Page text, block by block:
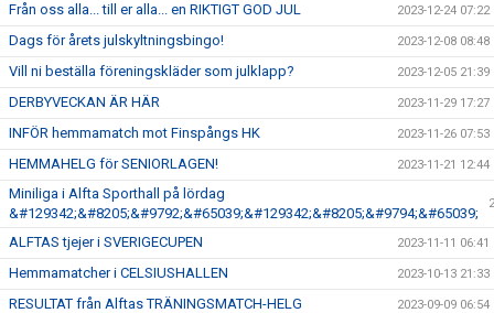
Från oss alla... till er alla... en RIKTIGT GOD JUL 2023-12-24 07:22
Dags för årets julskyltningsbingo! 2023-12-08 08:48
Vill ni beställa föreningskläder som julklapp? 2023-12-05 21:39
DERBYVECKAN ÄR HÄR 2023-11-29 17:27
INFÖR hemmamatch mot Finspångs HK 2023-11-26 07:53
HEMMAHELG för SENIORLAGEN! 2023-11-21 12:44
Miniliga i Alfta Sporthall på lördag
&#129342;&#8205;&#9792;&#65039;&#129342;&#8205;&#9794;&#65039;
ALFTAS tjejer i SVERIGECUPEN 2023-11-11 06:41
Hemmamatcher i CELSIUSHALLEN 2023-10-13 21:33
RESULTAT från Alftas TRÄNINGSMATCH-HELG 2023-09-09 06:54